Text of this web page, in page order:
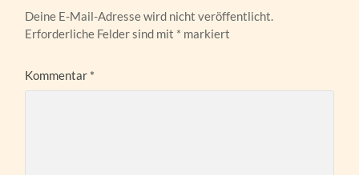
Deine E-Mail-Adresse wird nicht veröffentlicht.
Erforderliche Felder sind mit * markiert
Kommentar *